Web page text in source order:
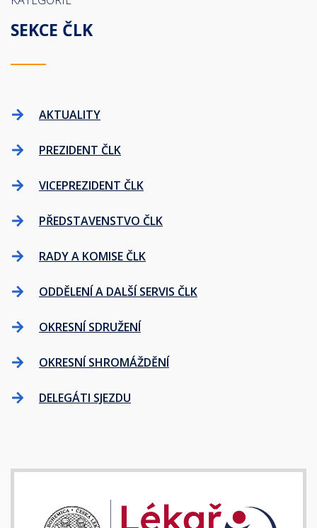
SEKCE ČLK
AKTUALITY
PREZIDENT ČLK
VICEPREZIDENT ČLK
PŘEDSTAVENSTVO ČLK
RADY A KOMISE ČLK
ODDĚLENÍ A DALŠÍ SERVIS ČLK
OKRESNÍ SDRUŽENÍ
OKRESNÍ SHROMÁŽDĚNÍ
DELEGÁTI SJEZDU